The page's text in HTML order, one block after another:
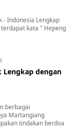
- Indonesia Lengkap
kata " Hepeng
Lengkap dengan
berbagai
Martangiang
tindakan berdoa